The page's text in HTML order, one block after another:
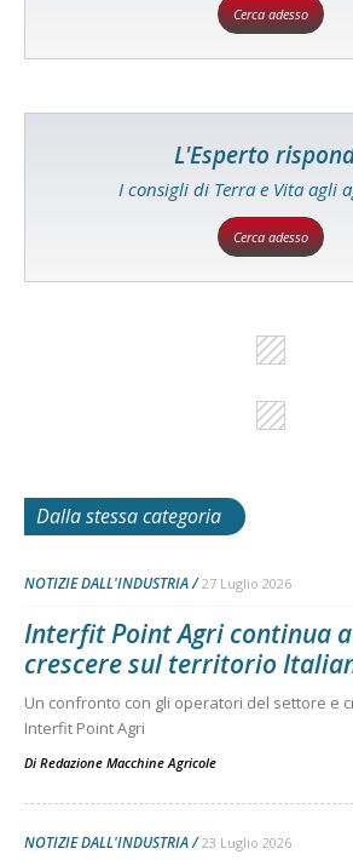
Cerca adesso
L'Esperto
I consigli di Terra e Vita agli
Cerca adesso
Dalla stessa categoria
NOTIZIE DALL'INDUSTRIA 27 Luglio 2026
Interfit Point Agri continua a
crescere sul territorio
Un confronto con gli operatori del settore e
Interfit Point Agri
Di Redazione Macchine Agricole
NOTIZIE DALL'INDUSTRIA 23 Luglio 2026